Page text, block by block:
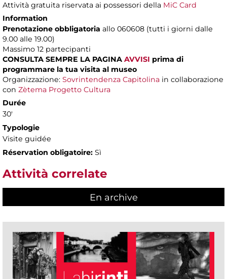
Attività gratuita riservata ai possessori della MiC Card
Information
Prenotazione obbligatoria allo 060608 (tutti i giorni dalle
9.00 alle 19.00)
Massimo 12 partecipanti
CONSULTA SEMPRE LA PAGINA AVVISI prima di
programmare la tua visita al museo
Organizzazione: Sovrintendenza Capitolina in collaborazione
con Zètema Progetto Cultura
Durée
30'
Typologie
Visite guidée
Réservation obligatoire: Sì
Attività correlate
En archive